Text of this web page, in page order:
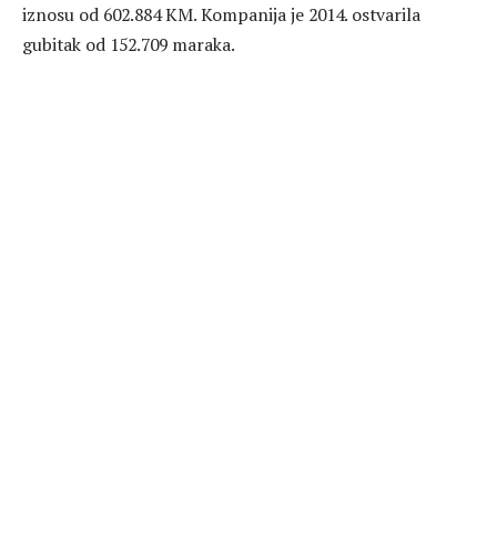
iznosu od 602.884 KM. Kompanija je 2014. ostvarila
gubitak od 152.709 maraka.